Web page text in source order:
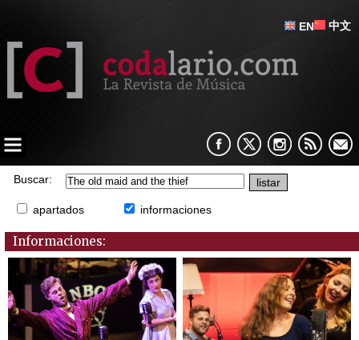
EN 中文
Buscar:
apartados informaciones
Informaciones: